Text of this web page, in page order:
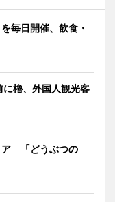
毎日開催、飲食・
櫓、外国人観光客
ア 「どうぶつの